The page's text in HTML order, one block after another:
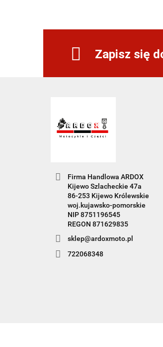
Zapisz się
Firma Handlowa ARDOX
Kijewo Szlacheckie 47a
86-253 Kijewo Królewskie
woj.kujawsko-pomorskie
NIP 8751196545
REGON 871629835
sklep@ardoxmoto.pl
722068348